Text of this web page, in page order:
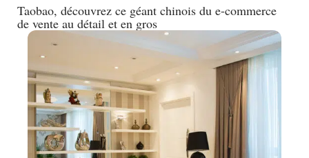
Taobao, découvrez ce géant chinois du e-commerce
de vente au détail et en gros